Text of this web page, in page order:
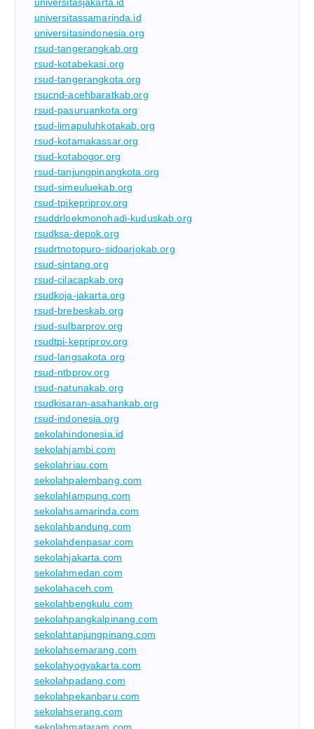
universitassamarinda.id
universitasindonesia.org
rsud-tangerangkab.org
rsud-kotabekasi.org
rsud-tangerangkota.org
rsucnd-acehbaratkab.org
rsud-pasuruankota.org
rsud-limapuluhkotakab.org
rsud-kotamakassar.org
rsud-kotabogor.org
rsud-tanjungpinangkota.org
rsud-simeuluekab.org
rsud-tpikepriprov.org
rsuddrloekmonohadi-kuduskab.org
rsudksa-depok.org
rsudrtnotopuro-sidoarjokab.org
rsud-sintang.org
rsud-cilacapkab.org
rsudkoja-jakarta.org
rsud-brebeskab.org
rsud-sulbarprov.org
rsudtpi-kepriprov.org
rsud-langsakota.org
rsud-ntbprov.org
rsud-natunakab.org
rsudkisaran-asahankab.org
rsud-indonesia.org
sekolahindonesia.id
sekolahjambi.com
sekolahriau.com
sekolahpalembang.com
sekolahlampung.com
sekolahsamarinda.com
sekolahbandung.com
sekolahdenpasar.com
sekolahjakarta.com
sekolahmedan.com
sekolahaceh.com
sekolahbengkulu.com
sekolahpangkalpinang.com
sekolahtanjungpinang.com
sekolahsemarang.com
sekolahyogyakarta.com
sekolahpadang.com
sekolahpekanbaru.com
sekolahserang.com
sekolahmataram.com